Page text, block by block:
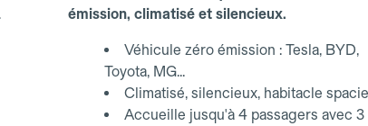
émission, climatisé et silencieux.
Véhicule zéro émission : Tesla, BYD,
Toyota, MG...
Climatisé, silencieux, habitacle
Accueille jusqu'à 4 passagers avec 3